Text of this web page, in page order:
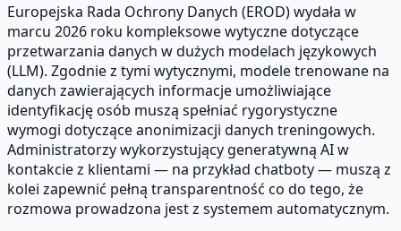
Europejska Rada Ochrony Danych (EROD) wydała w
marcu 2026 roku kompleksowe wytyczne dotyczące
przetwarzania danych w dużych modelach językowych
(LLM). Zgodnie z tymi wytycznymi, modele trenowane na
danych zawierających informacje umożliwiające
identyfikację osób muszą spełniać rygorystyczne
wymogi dotyczące anonimizacji danych treningowych.
Administratorzy wykorzystujący generatywną AI w
kontakcie z klientami — na przykład chatboty — muszą z
kolei zapewnić pełną transparentność co do tego, że
rozmowa prowadzona jest z systemem automatycznym.